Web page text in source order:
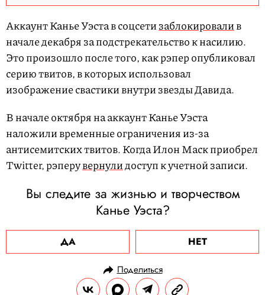
Аккаунт Канье Уэста в соцсетизаблокировалив
начале декабря за подстрекательство к насилию.
Это произошло после того, как рэпер опубликовал
серию твитов, в которых использовал
изображение свастики внутри звезды Давида.
В начале октября на аккаунт Канье Уэста
наложили временные ограничения из-за
антисемитских твитов. Когда Илон Маск приобрел
Twitter, рэперувернулидоступ к учетной записи.
Вы следите за жизнью и творчеством
Канье Уэста?
ДА НЕТ
Поделиться